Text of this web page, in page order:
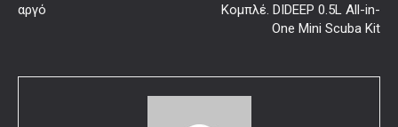
αργό
Κομπλέ. DIDEEP 0.5L All-in-
One Mini Scuba Kit